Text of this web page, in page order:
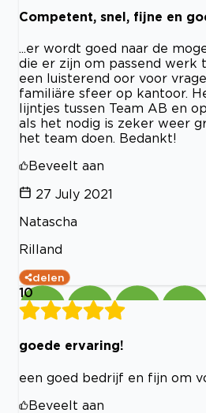
Competent, snel, fijne en
...er wordt goed naar de
die er zijn om passend werk
een luisterend oor voor
familiäre sfeer op kantoor.
lijntjes tussen Team AB en
als het nodig is zeker weer
het team doen. Bedankt!
Beveelt aan
27 July 2021
Natascha
Rilland
delen
10
goede ervaring!
een goed bedrijf en fijn om
Beveelt aan